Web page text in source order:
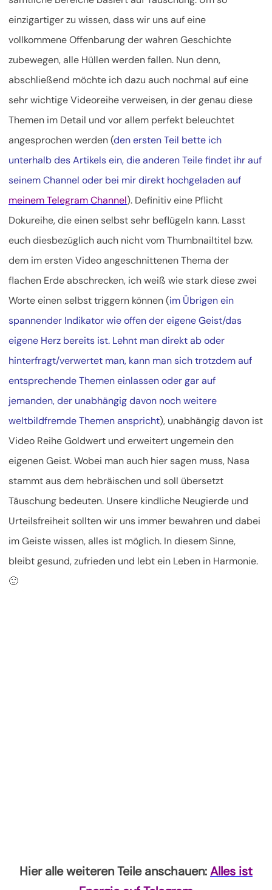
einzigartiger zu wissen, dass wir uns auf eine
vollkommene Offenbarung der wahren Geschichte
zubewegen, alle Hüllen werden fallen. Nun denn,
abschließend möchte ich dazu auch nochmal auf eine
sehr wichtige Videoreihe verweisen, in der genau diese
Themen im Detail und vor allem perfekt beleuchtet
angesprochen werden (den ersten Teil bette ich
unterhalb des Artikels ein, die anderen Teile findet ihr auf
seinem Channel oder bei mir direkt hochgeladen auf
meinem Telegram Channel). Definitiv eine Pflicht
Dokureihe, die einen selbst sehr beflügeln kann. Lasst
euch diesbezüglich auch nicht vom Thumbnailtitel bzw.
dem im ersten Video angeschnittenen Thema der
flachen Erde abschrecken, ich weiß wie stark diese zwei
Worte einen selbst triggern können (im Übrigen ein
spannender Indikator wie offen der eigene Geist/das
eigene Herz bereits ist. Lehnt man direkt ab oder
hinterfragt/verwertet man, kann man sich trotzdem auf
entsprechende Themen einlassen oder gar auf
jemanden, der unabhängig davon noch weitere
weltbildfremde Themen anspricht), unabhängig davon ist
Video Reihe Goldwert und erweitert ungemein den
eigenen Geist. Wobei man auch hier sagen muss, Nasa
stammt aus dem hebräischen und soll übersetzt
Täuschung bedeuten. Unsere kindliche Neugierde und
Urteilsfreiheit sollten wir uns immer bewahren und dabei
im Geiste wissen, alles ist möglich. In diesem Sinne,
bleibt gesund, zufrieden und lebt ein Leben in Harmonie.
🙂
Hier alle weiteren Teile anschauen:Alles ist